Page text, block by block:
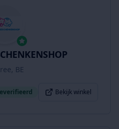
BE
Bekijk winkel